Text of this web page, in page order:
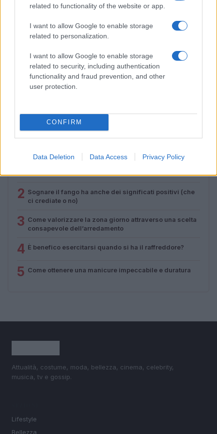
related to functionality of the website or app.
I want to allow Google to enable storage
related to personalization.
I want to allow Google to enable storage
related to security, including authentication
functionality and fraud prevention, and other
user protection.
CONFIRM
Data Deletion Data Access Privacy Policy
Energia femminile: tra ritmo ormonale, cura e soft
2 Sognare il fango ha anche dei significati positivi (che
ci crediate o no)
3 Come valorizzare la zona giorno attraverso una scelta
consapevole dell’arredamento
4 È benefico esercitarsi quando si ha il raffreddore?
5 Come ottenere una manicure impeccabile e duratura
Attualità, costume, moda, bellezza, cinema, celebrity,
musica, tv e gossip.
Lifestyle
Bellezza